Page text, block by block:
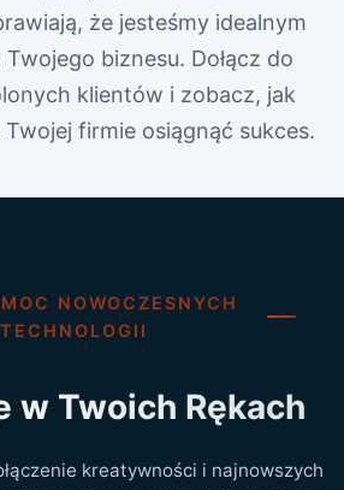
że jesteśmy idealnym
biznesu. Dołącz do
klientów i zobacz, jak
firmie osiągnąć sukces.
NOWOCZESNYCH
TECHNOLOGII
w Twoich Rękach
kreatywności i najnowszych